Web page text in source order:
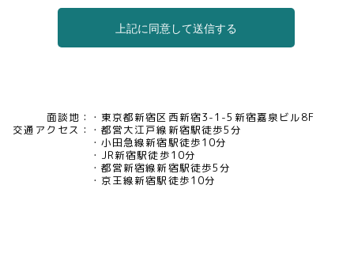
3.個人情報の提供及び委託について
4.個人情報の開示等について
当社は、お客様本人から保有個人データについて利
用目的の通知、開示、内容の訂正・追加・削除、利
上記に同意して送信する
面談地：
東京都新宿区西新宿3-1-5新宿嘉泉ビル8F
交通アクセス：
都営大江戸線新宿駅徒歩5分
小田急線新宿駅徒歩10分
JR新宿駅徒歩10分
都営新宿線新宿駅徒歩5分
京王線新宿駅徒歩10分